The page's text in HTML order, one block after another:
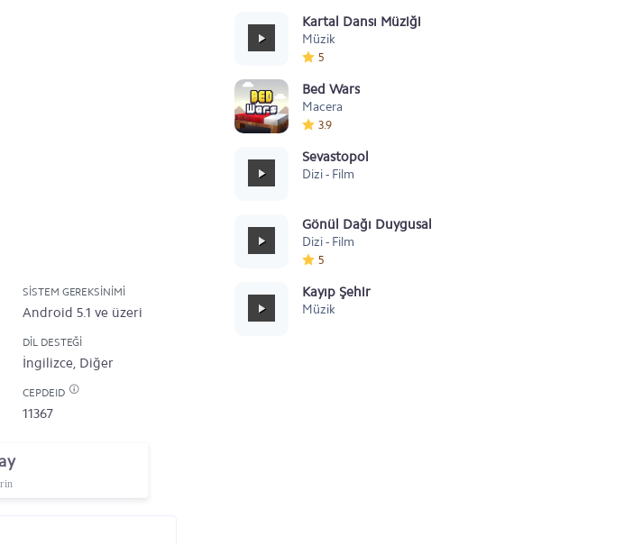
SISTEM GEREKSINIMI
Android 5.1 ve üzeri
DIL DESTEĞI
İngilizce, Diğer
CEPDEID
11367
Kartal Dansı Müziği
Müzik
5
Bed Wars
Macera
3.9
Sevastopol
Dizi - Film
Gönül Dağı Duygusal
Dizi - Film
5
Kayıp Şehir
Müzik